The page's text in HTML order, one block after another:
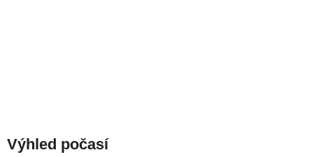
Výhled počasí